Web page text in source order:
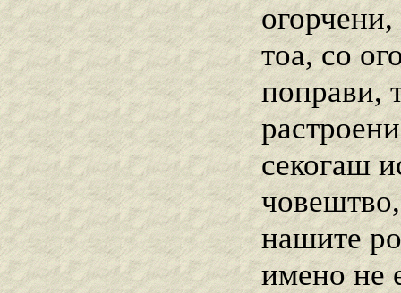
тоа, со
поправи,
секогаш
нашите
имено не